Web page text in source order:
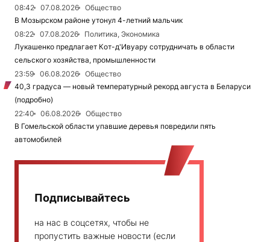
08:42 07.08.2026
Общество
В Мозырском районе утонул 4-летний мальчик
08:22
07.08.2026
Политика, Экономика
Лукашенко предлагает Кот-д'Ивуару сотрудничать в области
сельского хозяйства, промышленности
23:59
06.08.2026
Общество
40,3 градуса — новый температурный рекорд августа в Беларуси
(подробно)
22:40
06.08.2026
Общество
В Гомельской области упавшие деревья повредили пять
автомобилей
Подписывайтесь
на нас в соцсетях, чтобы не
пропустить важные новости (если